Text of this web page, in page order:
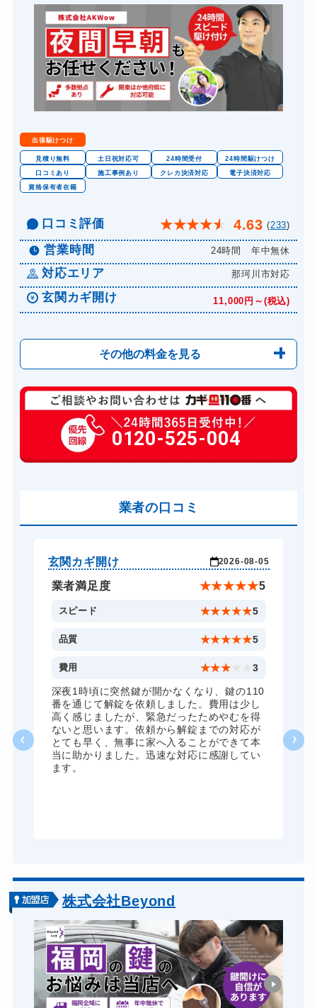
出張駆けつけ
見積り無料 土日祝対応可 24時間受付
24時間駆けつけ
口コミあり
施工事例あり クレカ決済対応
電子決済対応
資格保有者在籍
口コミ評価 ★★★★★ 4.63 (233)
営業時間 24時間 年中無休
対応エリア 那珂川市対応
玄関カギ開け 11,000円～(税込)
その他の料金を見る
玄関カギ修理 6,600円～(税込)
玄関カギ交換 14,300円～(税込)
車カギ開け 13,200円～(税込)
ドアノブカギ開け 10,780円～(税込)
ドアノブカギ交換 11,000円～(税込)
0120-525-004
業者の口コミ
玄関カギ開け 2026-08-05
業者満足度 ★★★★★5
スピード ★★★★★5
品質 ★★★★★5
費用 ★★★ 3
深夜1時頃に突然鍵が開かなくなり、鍵の110
番を通じて解錠を依頼しました。費用は少し
高く感じましたが、緊急だったためやむを得
ないと思います。依頼から解錠までの対応が
とても早く、無事に家へ入ることができて本
当に助かりました。迅速な対応に感謝してい
ます。
株式会社Beyond